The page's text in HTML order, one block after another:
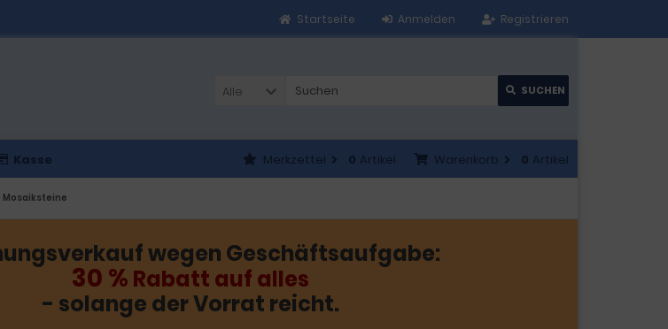
Registrieren
Anmelden
Startseite
Alle SUCHEN
Kasse Warenkorb 0 Artikel
Merkzettel 0 Artikel
Mosaiksteine
wegen Geschäftsaufgabe:
30 % Rabatt auf alles
- solange der Vorrat reicht.